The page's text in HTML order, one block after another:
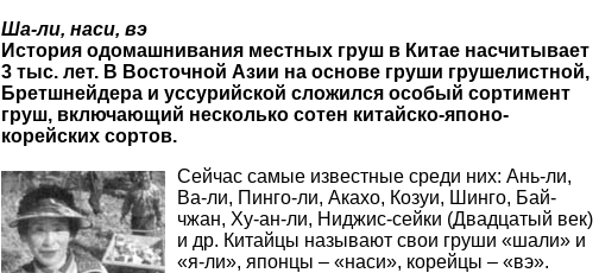
Ша-ли, наси, вэ
История одомашнивания местных груш в Китае насчитывает
3 тыс. лет. В Восточной Азии на основе груши грушелистной,
Бретшнейдера и уссурийской сложился особый сортимент
груш, включающий несколько сотен китайско-японо-
корейских сортов.
Сейчас самые известные среди них: Ань-ли,
Ва-ли, Пинго-ли, Акахо, Козуи, Шинго, Бай-
чжан, Ху-ан-ли, Ниджис-сейки (Двадцатый век)
и др. Китайцы называют свои груши «шали» и
«я-ли», японцы – «наси», корейцы – «вэ».